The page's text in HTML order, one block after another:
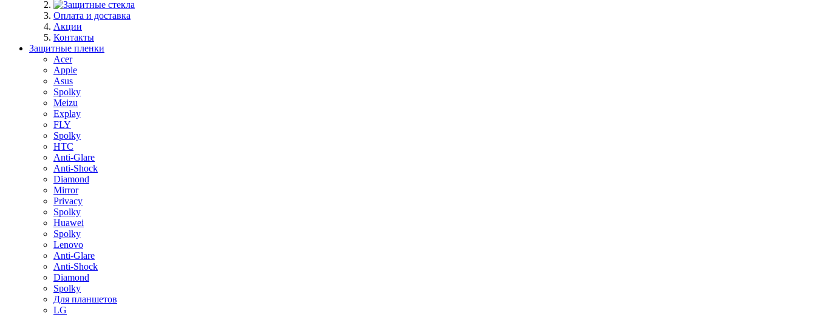
Оплата и доставка
Акции
Контакты
Защитные пленки
Acer
Apple
Asus
Spolky
Meizu
Explay
FLY
Spolky
HTC
Anti-Glare
Anti-Shock
Diamond
Mirror
Privacy
Spolky
Huawei
Spolky
Lenovo
Anti-Glare
Anti-Shock
Diamond
Spolky
Для планшетов
LG